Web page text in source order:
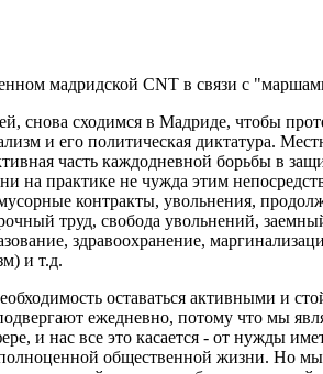
мадридской CNT в связи с
снова сходимся в Мадриде, чтобы
и его политическая диктатура.
часть каждодневной борьбы в
на практике не чужда этим
контракты, увольнения,
труд, свобода увольнений,
здравоохранение,
и т.д.
оставаться активными и
ежедневно, потому что мы
и нас все это касается - от нужды
общественной жизни. Но